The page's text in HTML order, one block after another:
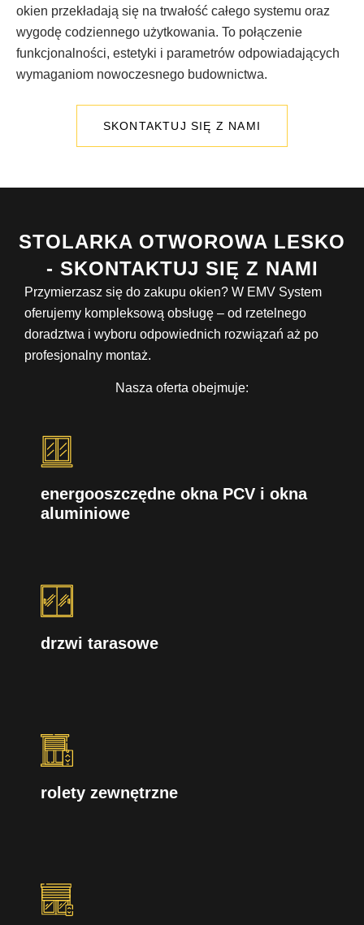
okien przekładają się na trwałość całego systemu oraz
wygodę codziennego użytkowania. To połączenie
funkcjonalności, estetyki i parametrów odpowiadających
wymaganiom nowoczesnego budownictwa.
SKONTAKTUJ SIĘ Z NAMI
STOLARKA OTWOROWA LESKO
- SKONTAKTUJ SIĘ Z NAMI
Przymierzasz się do zakupu okien? W EMV System
oferujemy kompleksową obsługę – od rzetelnego
doradztwa i wyboru odpowiednich rozwiązań aż po
profesjonalny montaż.
Nasza oferta obejmuje:
energooszczędne okna PCV i okna
aluminiowe
drzwi tarasowe
rolety zewnętrzne